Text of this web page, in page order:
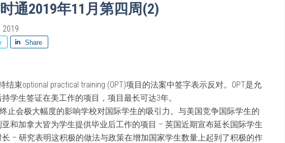
通2019年11月第四周(2)
2019
Share
结束optional practical training (OPT)项目的法案中签字表示反对。OPT是允
学生签证在美工作的项目，项目最长可达3年。
止会极大幅度的影响学校对国际学生的吸引力。与美国竞争国际学生的
和加拿大皆为学生提供毕业后工作的项目 – 英国近期宣布延长国际学生
– 研究表明这积极的做法与政策在增加国家学生数量上起到了积极的作